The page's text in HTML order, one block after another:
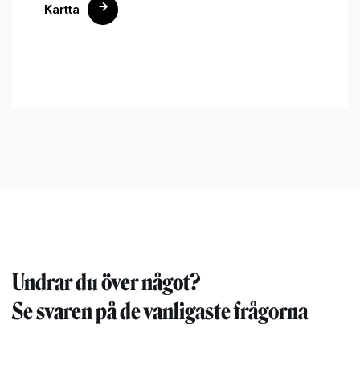
Kartta
Undrar du över något?
Se svaren på de vanligaste frågorna